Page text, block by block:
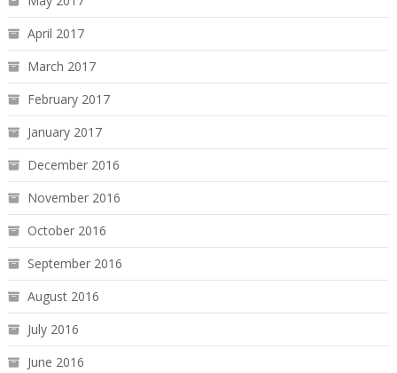
April 2017
March 2017
February 2017
January 2017
December 2016
November 2016
October 2016
September 2016
August 2016
July 2016
June 2016